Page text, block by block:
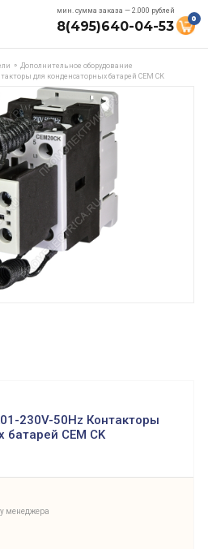
мин. сумма заказа — 2.000 рублей
8(495)640-04-53 0
Дополнительное оборудование
для конденсаторных батарей СЕМ CK
230V-50Hz Контакторы
батарей СЕМ CK
менеджера